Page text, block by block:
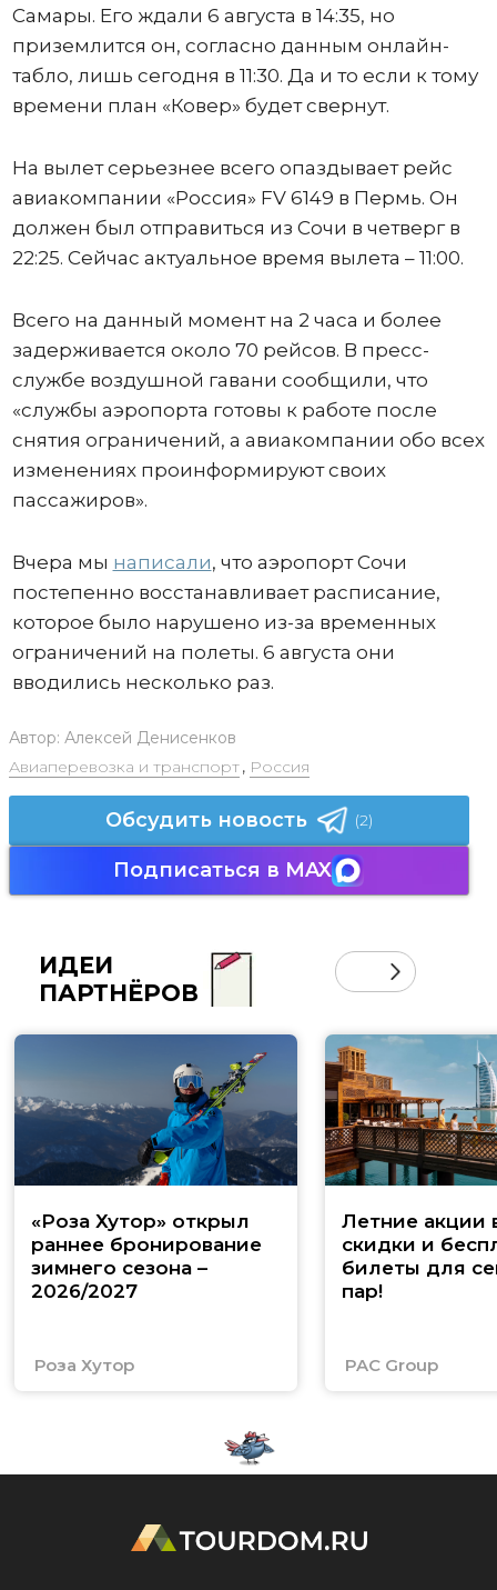
Самары. Его ждали 6 августа в 14:35, но
приземлится он, согласно данным онлайн-
табло, лишь сегодня в 11:30. Да и то если к тому
времени план «Ковер» будет свернут.
На вылет серьезнее всего опаздывает рейс
авиакомпании «Россия» FV 6149 в Пермь. Он
должен был отправиться из Сочи в четверг в
22:25. Сейчас актуальное время вылета – 11:00.
Всего на данный момент на 2 часа и более
задерживается около 70 рейсов. В пресс-
службе воздушной гавани сообщили, что
«службы аэропорта готовы к работе после
снятия ограничений, а авиакомпании обо всех
изменениях проинформируют своих
пассажиров».
Вчера мы написали, что аэропорт Сочи
постепенно восстанавливает расписание,
которое было нарушено из-за временных
ограничений на полеты. 6 августа они
вводились несколько раз.
Автор: Алексей Денисенков
Авиаперевозка и транспорт, Россия
Обсудить новость (2)
Подписаться в MAX
ИДЕИ
ПАРТНЁРОВ
«Роза Хутор» открыл
раннее бронирование
зимнего сезона –
2026/2027
Роза Хутор
Летние акции
скидки и
билеты для
пар!
PAC Group